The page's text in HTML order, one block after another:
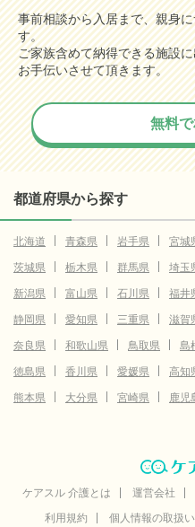
事前相談から入居まで、親身
す。
ご家族含めて納得できる施設
お手伝いさせて頂きます。
無料
都道府県から探す
北海道 青森県 岩手県 宮城
茨城県
栃木県 群馬県 埼玉
新潟県
富山県 石川県 福井
静岡県
愛知県 三重県 滋賀
奈良県
和歌山県 鳥取県 島
徳島県
香川県 愛媛県 高知
熊本県
大分県 宮崎県 鹿児
ケアスル 介護とは 運営会社
利用規約
個人情報の取扱